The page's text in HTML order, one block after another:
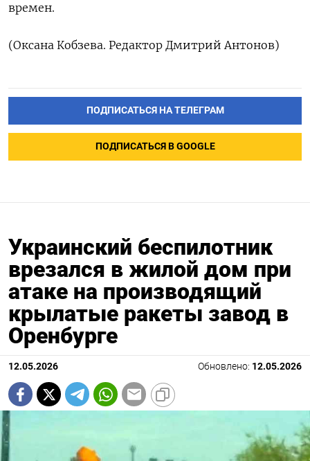
времен.
(Оксана Кобзева. Редактор ‌Дмитрий Антонов)
ПОДПИСАТЬСЯ НА ТЕЛЕГРАМ
ПОДПИСАТЬСЯ В GOOGLE
Украинский беспилотник
врезался в жилой дом при
атаке на производящий
крылатые ракеты завод в
Оренбурге
12.05.2026 Обновлено: 12.05.2026